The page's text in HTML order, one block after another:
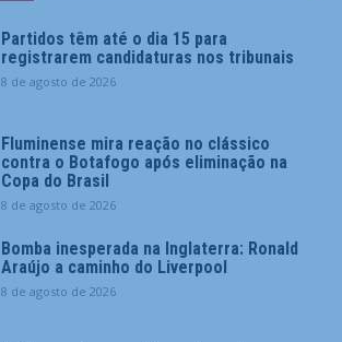
Partidos têm até o dia 15 para
registrarem candidaturas nos tribunais
8 de agosto de 2026
Fluminense mira reação no clássico
contra o Botafogo após eliminação na
Copa do Brasil
8 de agosto de 2026
Bomba inesperada na Inglaterra: Ronald
Araújo a caminho do Liverpool
8 de agosto de 2026